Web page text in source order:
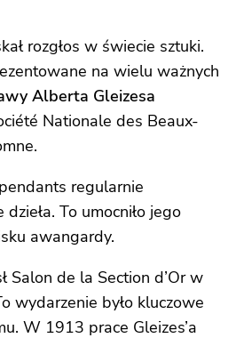
rozgłos w świecie sztuki.
na wielu ważnych
Alberta Gleizesa
Nationale des Beaux-
regularnie
To umocniło jego
awangardy.
Salon de la Section d’Or w
wydarzenie było kluczowe
W 1913 prace Gleizes’a